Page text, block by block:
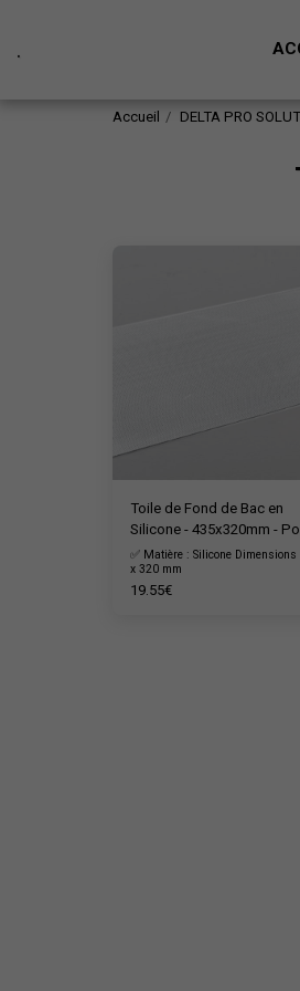
.
Accueil DELTA PRO
Toile de Fond de Bac en
Silicone - 435x320mm -
Bac 20L - SIL001
✅ Matière : Silicone Dimensions
x 320 mm
19.55€